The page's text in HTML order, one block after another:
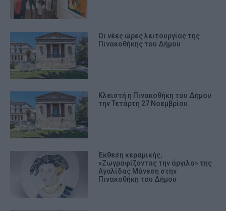
Οι νέες ώρες λειτουργίας της
Πινακοθήκης του Δήμου
Κλειστή η Πινακοθήκη του Δήμου
την Τετάρτη 27 Νοεμβρίου
Έκθεση κεραμικής,
«Ζωγραφίζοντας την άργιλο» της
Αγαλίδας Μάνεση στην
Πινακοθήκη του Δήμου